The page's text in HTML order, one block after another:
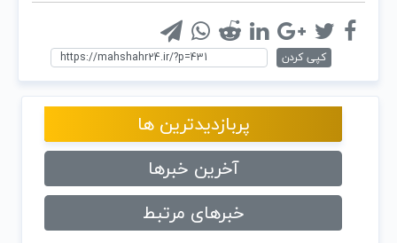
کپی کردن
پربازدیدترین ها
آخرین خبرها
خبرهای مرتبط